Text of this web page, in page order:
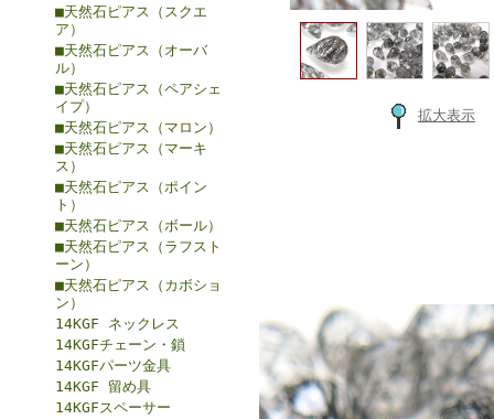
■天然石ピアス（スクエ
ア）
■天然石ピアス（オーバ
ル）
■天然石ピアス（ペアシェ
イプ）
■天然石ピアス（マロン）
■天然石ピアス（マーキ
ス）
■天然石ピアス（ポイン
ト）
■天然石ピアス（ボール）
■天然石ピアス（ラフスト
ーン）
■天然石ピアス（カボショ
ン）
14KGF ネックレス
14KGFチェーン・鎖
14KGFパーツ金具
14KGF 留め具
14KGFスペーサー
拡大表示